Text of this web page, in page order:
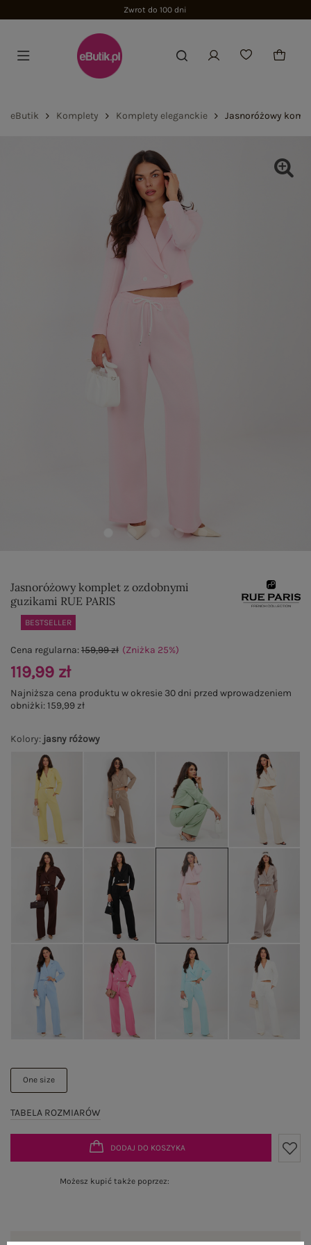
Zwrot do 100 dni
eButik Komplety Komplety eleganckie Jasnoróżowy
Jasnoróżowy komplet z ozdobnymi
guzikami RUE PARIS
BESTSELLER
Kolory: jasny różowy
One size
TABELA ROZMIARÓW
Cena regularna:159,99 zł (Zniżka 25%)
119,99 zł
Najniższa cena produktu w okresie 30 dni przed wprowadzeniem
obniżki:159,99 zł
DODAJ DO KOSZYKA
Możesz kupić także poprzez: